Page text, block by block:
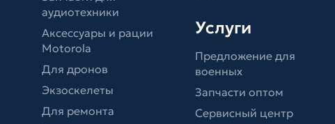
аудиотехники
Аксессуары и рации
Motorola
Для дронов
Экзоскелеты
Для ремонта
Услуги
Предложение для
военных
Запчасти оптом
Сервисный центр